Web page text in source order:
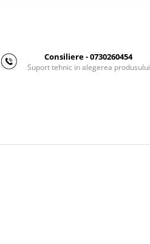
Consiliere - 0730260454
Suport tehnic in alegerea produsului